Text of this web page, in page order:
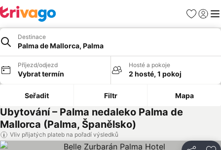
Oblíbené
Destinace
Palma de Mallorca, Palma
Příjezd/odjezd
Vybrat termín
Hosté a pokoje
2 hosté, 1 pokoj
Seřadit Filtr Mapa
Ubytování – Palma nedaleko Palma de
Mallorca (Palma, Španělsko)
Vliv přijatých plateb na pořadí výsledků